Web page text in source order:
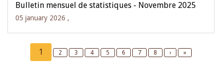
Bulletin mensuel de statistiques - Novembre 2025
05 january 2026 ,
Pagination
Current
page
1 Page
2 Page
3 Page
4 Page
5 Page
6 Page
7 Page
8
Next
›
Last
»